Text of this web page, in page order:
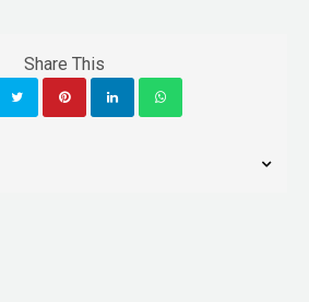
Share This